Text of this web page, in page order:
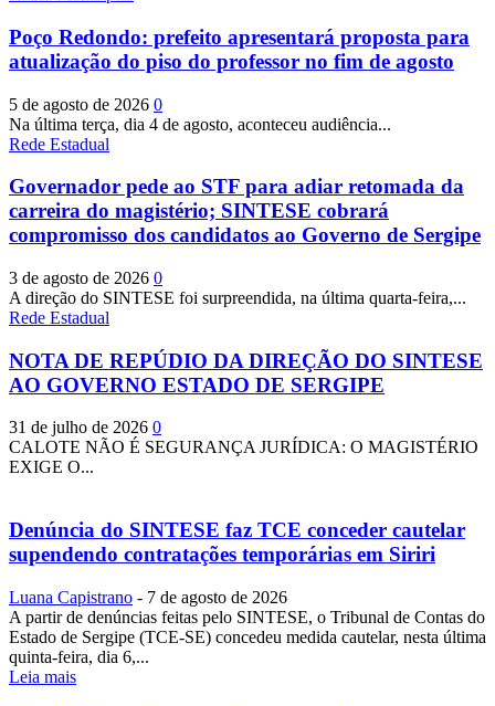
Poço Redondo: prefeito apresentará proposta para
atualização do piso do professor no fim de agosto
5 de agosto de 2026 0
Na última terça, dia 4 de agosto, aconteceu audiência...
Rede Estadual
Governador pede ao STF para adiar retomada da
carreira do magistério; SINTESE cobrará
compromisso dos candidatos ao Governo de Sergipe
3 de agosto de 2026 0
A direção do SINTESE foi surpreendida, na última quarta-feira,...
Rede Estadual
NOTA DE REPÚDIO DA DIREÇÃO DO SINTESE
AO GOVERNO ESTADO DE SERGIPE
31 de julho de 2026 0
CALOTE NÃO É SEGURANÇA JURÍDICA: O MAGISTÉRIO
EXIGE O...
Denúncia do SINTESE faz TCE conceder cautelar
supendendo contratações temporárias em Siriri
Luana Capistrano - 7 de agosto de 2026
A partir de denúncias feitas pelo SINTESE, o Tribunal de Contas do
Estado de Sergipe (TCE-SE) concedeu medida cautelar, nesta última
quinta-feira, dia 6,...
Leia mais